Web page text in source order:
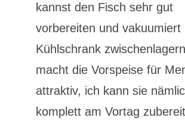
kannst den Fisch sehr gut
vorbereiten und vakuumiert
Kühlschrank
macht die Vorspeise für
attraktiv, ich kann sie
komplett am Vortag